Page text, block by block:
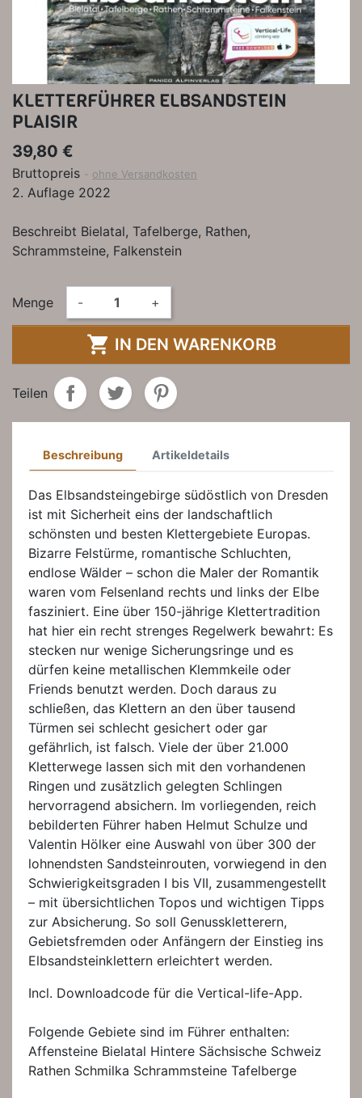
KLETTERFÜHRER ELBSANDSTEIN
PLAISIR
39,80 €
Bruttopreis ohne Versandkosten
2. Auflage 2022
Beschreibt Bielatal, Tafelberge, Rathen,
Schrammsteine, Falkenstein
Menge - +
 IN DEN WARENKORB
Teilen
Beschreibung Artikeldetails
Das Elbsandsteingebirge südöstlich von Dresden
ist mit Sicherheit eins der landschaftlich
schönsten und besten Klettergebiete Europas.
Bizarre Felstürme, romantische Schluchten,
endlose Wälder – schon die Maler der Romantik
waren vom Felsenland rechts und links der Elbe
fasziniert. Eine über 150-jährige Klettertradition
hat hier ein recht strenges Regelwerk bewahrt: Es
stecken nur wenige Sicherungsringe und es
dürfen keine metallischen Klemmkeile oder
Friends benutzt werden. Doch daraus zu
schließen, das Klettern an den über tausend
Türmen sei schlecht gesichert oder gar
gefährlich, ist falsch. Viele der über 21.000
Kletterwege lassen sich mit den vorhandenen
Ringen und zusätzlich gelegten Schlingen
hervorragend absichern. Im vorliegenden, reich
bebilderten Führer haben Helmut Schulze und
Valentin Hölker eine Auswahl von über 300 der
lohnendsten Sandsteinrouten, vorwiegend in den
Schwierigkeitsgraden I bis VII, zusammengestellt
– mit übersichtlichen Topos und wichtigen Tipps
zur Absicherung. So soll Genusskletterern,
Gebietsfremden oder Anfängern der Einstieg ins
Elbsandsteinklettern erleichtert werden.
Incl. Downloadcode für die Vertical-life-App.
Folgende Gebiete sind im Führer enthalten:
Affensteine Bielatal Hintere Sächsische Schweiz
Rathen Schmilka Schrammsteine Tafelberge